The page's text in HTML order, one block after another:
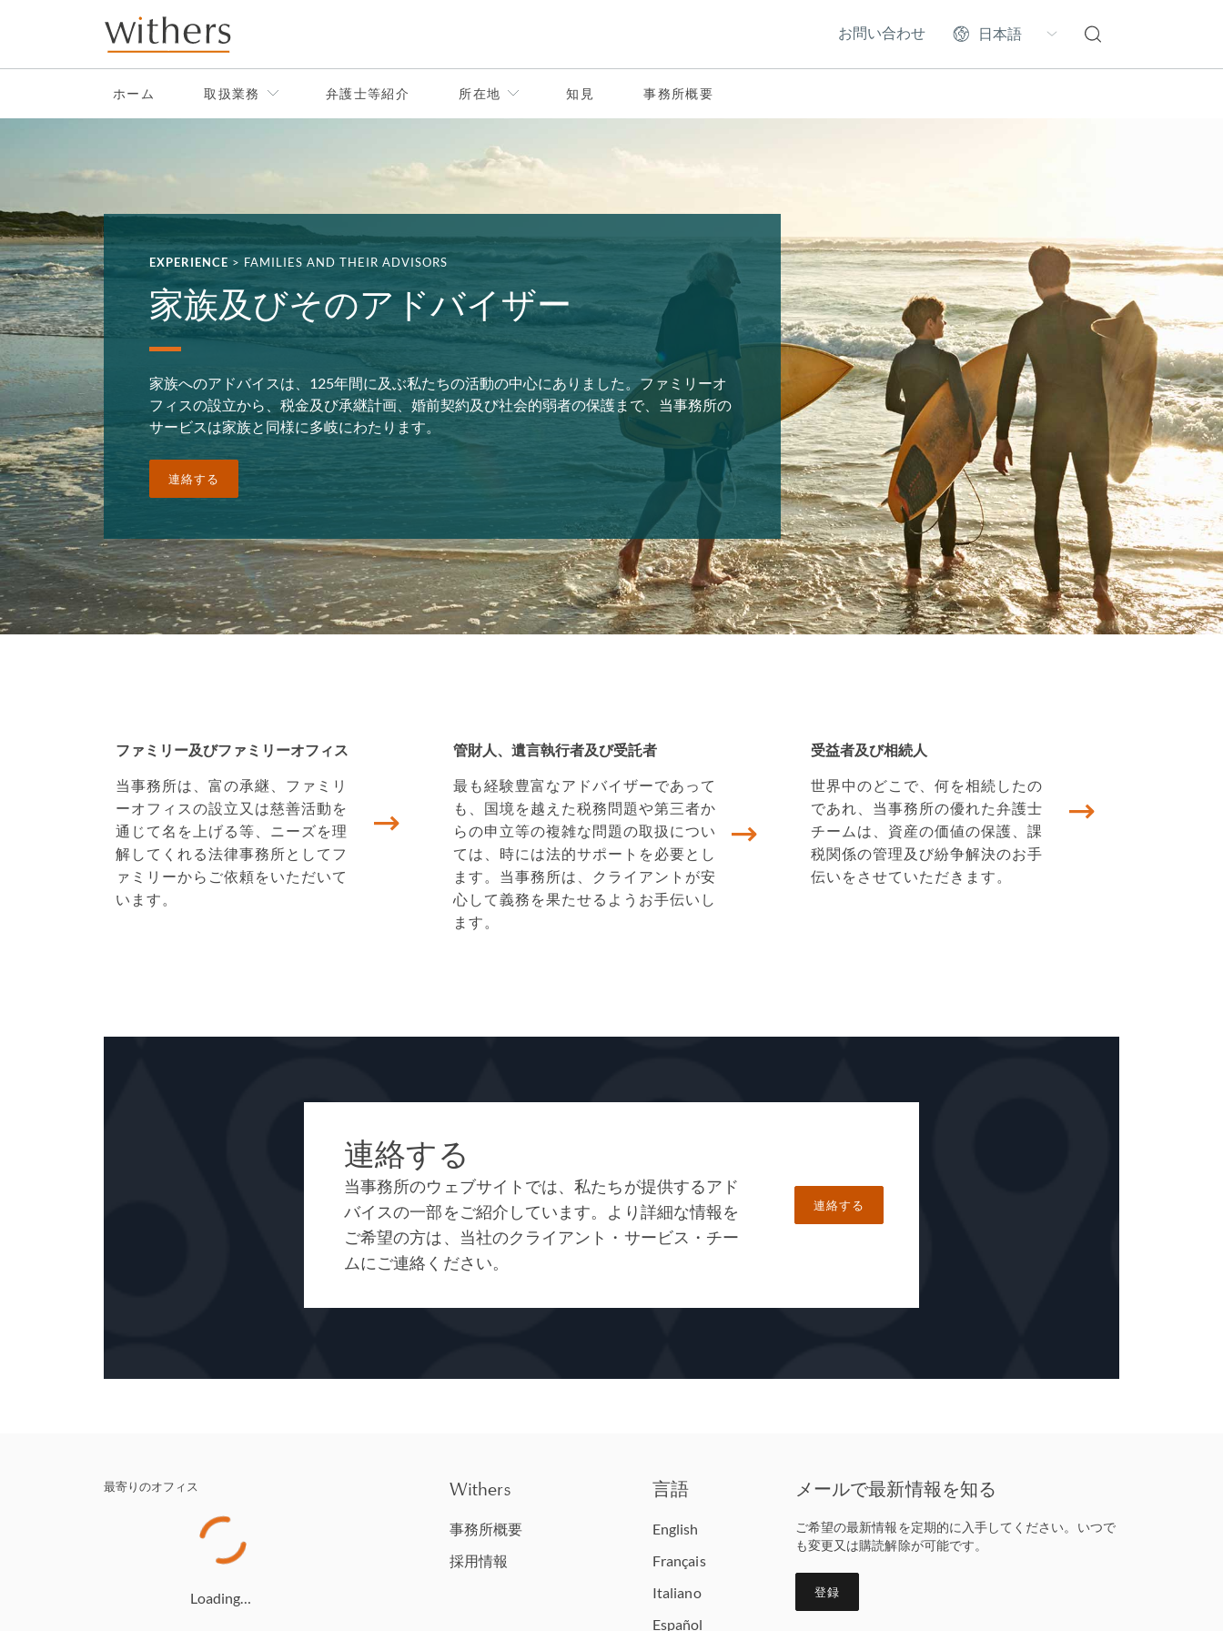
Skip to main content
お問い合わせ
ホーム 取扱業務 弁護士等紹介 所在地 知見 事務所概要
EXPERIENCE > FAMILIES AND THEIR ADVISORS
家族及びそのアドバイザー
家族へのアドバイスは、125年間に及ぶ私たちの活動の中心にありました。ファミリーオ
フィスの設立から、税金及び承継計画、婚前契約及び社会的弱者の保護まで、当事務所の
サービスは家族と同様に多岐にわたります。
連絡する
ファミリー及びファミリーオフィス
当事務所は、富の承継、ファミリ
ーオフィスの設立又は慈善活動を
通じて名を上げる等、ニーズを理
解してくれる法律事務所としてフ
ァミリーからご依頼をいただいて
います。
管財人、遺言執行者及び受託者
最も経験豊富なアドバイザーであって
も、国境を越えた税務問題や第三者か
らの申立等の複雑な問題の取扱につい
ては、時には法的サポートを必要とし
ます。当事務所は、クライアントが安
心して義務を果たせるようお手伝いし
ます。
受益者及び相続人
世界中のどこで、何を相続したの
であれ、当事務所の優れた弁護士
チームは、資産の価値の保護、課
税関係の管理及び紛争解決のお手
伝いをさせていただきます。
連絡する
当事務所のウェブサイトでは、私たちが提供するアド
バイスの一部をご紹介しています。より詳細な情報を
ご希望の方は、当社のクライアント・サービス・チー
ムにご連絡ください。
連絡する
最寄りのオフィス
Loading…
Withers
事務所概要
採用情報
言語
English
Français
Italiano
Español
メールで最新情報を知る
ご希望の最新情報を定期的に入手してください。いつで
も変更又は購読解除が可能です。
登録